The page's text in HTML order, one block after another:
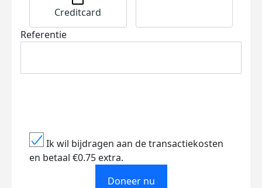
Creditcard
Referentie
Ik wil bijdragen aan de transactiekosten
en betaal €0.75 extra.
Doneer nu